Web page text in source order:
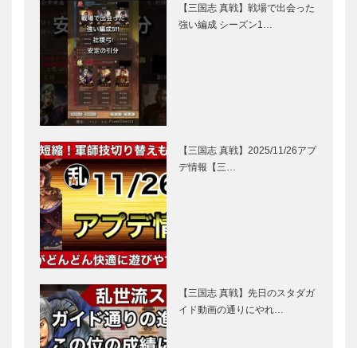
【三国志 真戦】戦場で出会った
強い編成 シーズン1…
【三国志 真戦】2025/11/26アプ
デ情報【三…
【三国志 真戦】先日のスタダガ
イド動画の通りにやれ…